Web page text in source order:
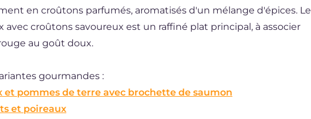
en croûtons parfumés, aromatisés d'un mélange d'épices. Le
avec croûtons savoureux est un raffiné plat principal, à associer
au goût doux.
gourmandes :
et pommes de terre avec brochette de saumon
et poireaux